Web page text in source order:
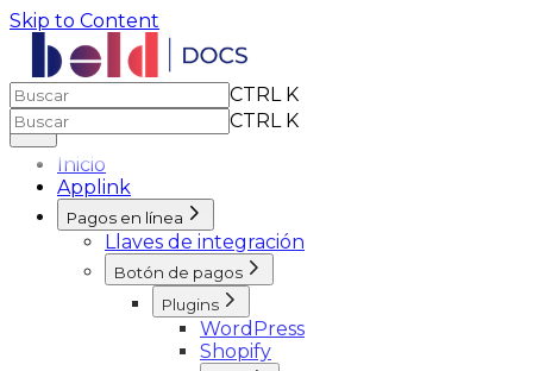
Skip to Content
CTRL K
CTRL K
Inicio
Applink
Pagos en línea
Llaves de integración
Botón de pagos
Plugins
WordPress
Shopify